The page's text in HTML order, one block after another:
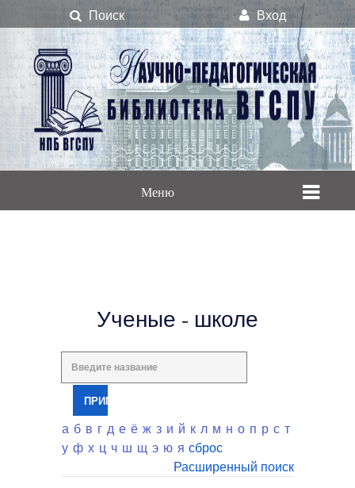
Вход
Поиск
Меню
Ученые - школе
а б в г д е ё ж з и й к л м н о п р с т
у ф х ц ч ш щ э ю я сброс
Расширенный поиск